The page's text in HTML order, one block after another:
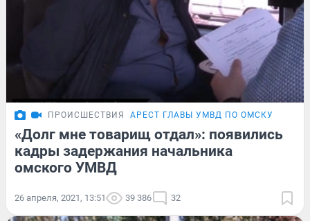
ПРОИСШЕСТВИЯ АРЕСТ ГЛАВЫ УМВД ПО ОМСКУ
«Долг мне товарищ отдал»: появились
кадры задержания начальника
омского УМВД
26 апреля, 2021, 13:51 39 386 32